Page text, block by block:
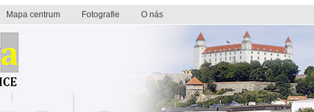
Mapa centrum Fotografie O nás